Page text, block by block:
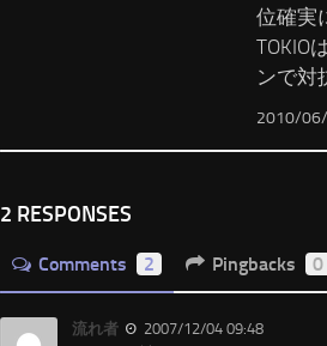
位確実
TOKIO
ンで対
2010/
2 RESPONSES
Comments 2 Pingbacks 0
流れ者 2007/12/04 09:48